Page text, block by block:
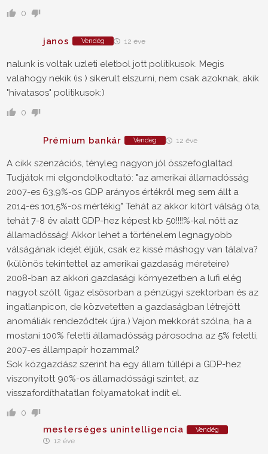
0
janos Vendég 12 éve
nalunk is voltak uzleti eletbol jott politikusok. Megis
valahogy nekik (is ) sikerult elszurni, nem csak azoknak, akik
"hivatasos" politikusok:)
0
Prémium bankár Vendég 12 éve
A cikk szenzációs, tényleg nagyon jól összefoglaltad.
Tudjátok mi elgondolkodtató: "az amerikai államadósság
2007-es 63,9%-os GDP arányos értékről meg sem állt a
2014-es 101,5%-os mértékig" Tehát az akkor kitört válság óta,
tehát 7-8 év alatt GDP-hez képest kb 50!!!!%-kal nőtt az
államadósság! Akkor lehet a történelem legnagyobb
válságának idejét éljük, csak ez kissé máshogy van tálalva?
(különös tekintettel az amerikai gazdaság méreteire)
2008-ban az akkori gazdasági környezetben a lufi elég
nagyot szólt. (igaz elsősorban a pénzügyi szektorban és az
ingatlanpicon, de közvetetten a gazdaságban létrejött
anomáliák rendeződtek újra.) Vajon mekkorát szólna, ha a
mostani 100% feletti államadósság párosodna az 5% feletti,
2007-es állampapír hozammal?
Sok közgazdász szerint ha egy állam túllépi a GDP-hez
viszonyított 90%-os államadóssági szintet, az
visszafordíthatatlan folyamatokat indít el.
0
mesterséges unintelligencia Vendég
12 éve